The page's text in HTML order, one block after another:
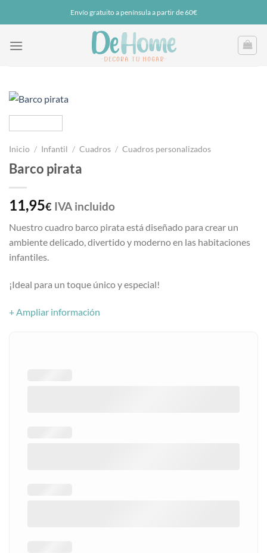
al
Envío gratuito a península a partir de 60€
Inicio / Infantil / Cuadros / Cuadros personalizados
Barco pirata
11,95€ IVA incluido
Nuestro cuadro barco pirata está diseñado para crear un
ambiente delicado, divertido y moderno en las habitaciones
infantiles.
¡Ideal para un toque único y especial!
+ Ampliar información